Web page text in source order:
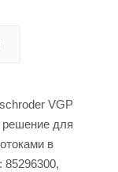
VGP
решение для
в
85296300,